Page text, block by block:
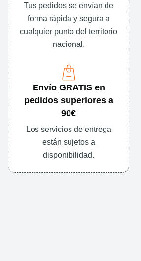
Tus pedidos se envían de
forma rápida y segura a
cualquier punto del territorio
nacional.
Envío GRATIS en
pedidos superiores a
90€
Los servicios de entrega
están sujetos a
disponibilidad.